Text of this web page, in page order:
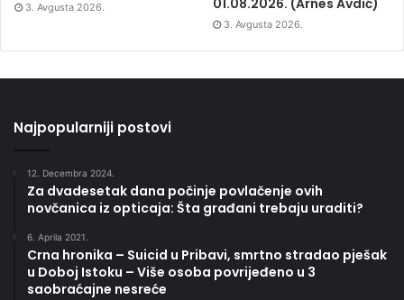
3. Avgusta 2026.
01.08.2026. (Arnes Avdić)
3. Avgusta 2026.
Najpopularniji postovi
12. Decembra 2024.
Za dvadesetak dana počinje povlačenje ovih
novčanica iz opticaja: Šta građani trebaju uraditi?
6. Aprila 2021.
Crna hronika – Suicid u Pribavi, smrtno stradao pješak
u Doboj Istoku – Više osoba povrijeđeno u 3
saobraćajne nesreće